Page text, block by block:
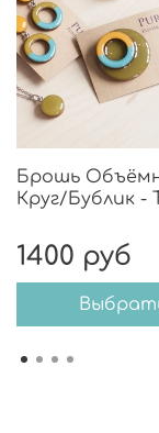
Брошь
Круг/Бублик -
1400 руб